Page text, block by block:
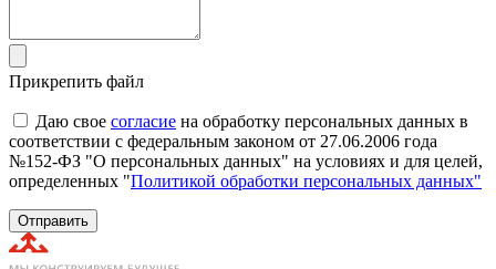
Прикрепить файл
Даю свое согласие на обработку персональных данных в
соответствии с федеральным законом от 27.06.2006 года
№152-ФЗ "О персональных данных" на условиях и для целей,
определенных "Политикой обработки персональных данных"
Отправить